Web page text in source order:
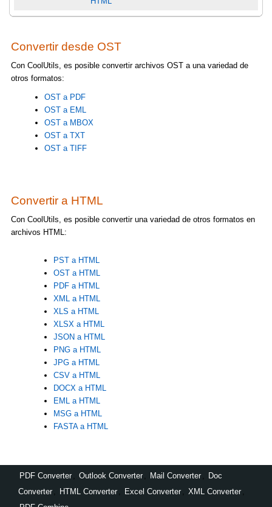
Convertir desde OST
Con CoolUtils, es posible convertir archivos OST a una variedad de
otros formatos:
OST a PDF
OST a EML
OST a MBOX
OST a TXT
OST a TIFF
Convertir a HTML
Con CoolUtils, es posible convertir una variedad de otros formatos en
archivos HTML:
PST a HTML
OST a HTML
PDF a HTML
XML a HTML
XLS a HTML
XLSX a HTML
JSON a HTML
PNG a HTML
JPG a HTML
CSV a HTML
DOCX a HTML
EML a HTML
MSG a HTML
FASTA a HTML
PDF Converter Outlook Converter Mail Converter
Doc
Converter
HTML Converter Excel Converter XML Converter